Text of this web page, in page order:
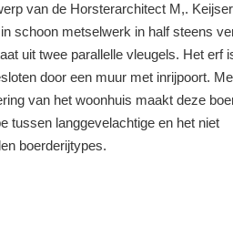
vande Horsterarchitect M,.
inschoon metselwerk in half steens
uittwee parallelle vleugels. Heterf
door een muur met inrijpoort.
van hetwoonhuis maakt deze
tussen langgevelachtigeen het niet
boerderijtypes.